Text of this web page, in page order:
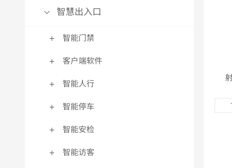
更多>>
智能卡
更多>>
闭门
更多
读卡器
生物识别读卡器
更多>>
智慧出入口
智能门禁
客户端软件
智能人行
智能停车
智能安检
智能访客